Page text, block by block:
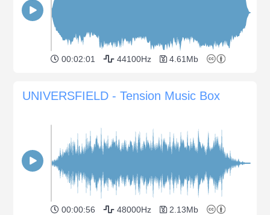
00:02:01 44100Hz 4.61Mb
UNIVERSFIELD - Tension Music Box
00:00:56 48000Hz 2.13Mb